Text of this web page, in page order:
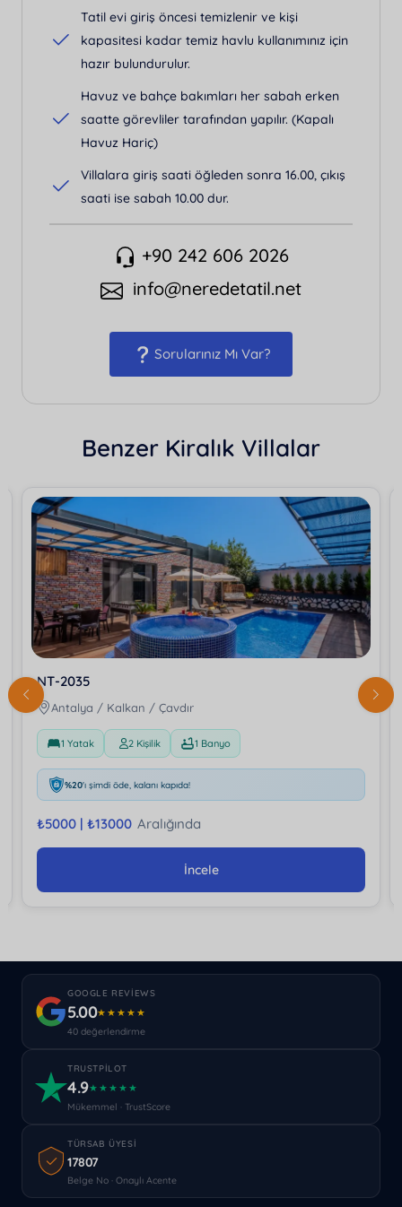
Tatil evi giriş öncesi temizlenir ve kişi
kapasitesi kadar temiz havlu kullanımınız için
hazır bulundurulur.
Havuz ve bahçe bakımları her sabah erken
saatte görevliler tarafından yapılır. (Kapalı
Havuz Hariç)
Villalara giriş saati öğleden sonra 16.00, çıkış
saati ise sabah 10.00 dur.
+90 242 606 2026
info@neredetatil.net
Sorularınız Mı Var?
Benzer Kiralık Villalar
NT-2035
Antalya / Kalkan / Çavdır
1 Yatak 2 Kişilik 1 Banyo
%20'ı şimdi öde, kalanı kapıda!
₺5000 | ₺13000 Aralığında
İncele
GOOGLE REVIEWS
5.00★★★★★
40 değerlendirme
TRUSTPILOT
4.9★★★★★
Mükemmel · TrustScore
TÜRSAB ÜYESI
17807
Belge No · Onaylı Acente